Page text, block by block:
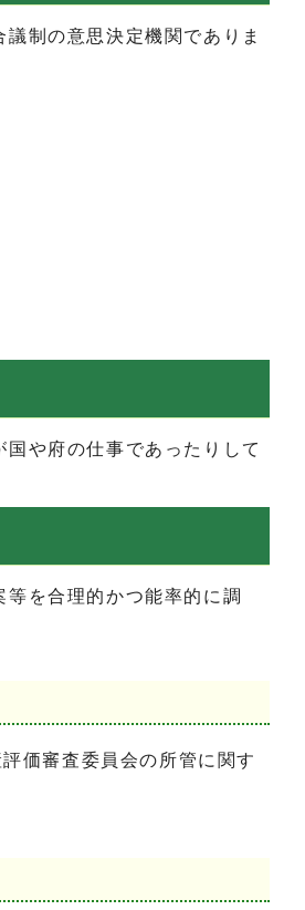
制の意思決定機関でありま
や府の仕事であったりして
を合理的かつ能率的に調
価審査委員会の所管に関す